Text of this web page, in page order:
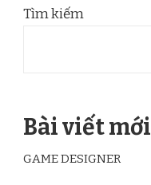
Tìm kiếm
Bài viết mới
GAME DESIGNER